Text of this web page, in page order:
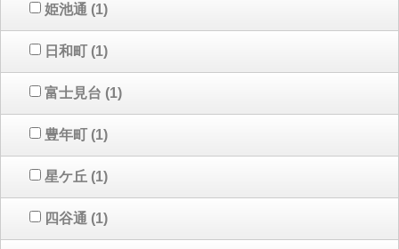
姫池通 (1)
日和町 (1)
富士見台 (1)
豊年町 (1)
星ケ丘 (1)
四谷通 (1)